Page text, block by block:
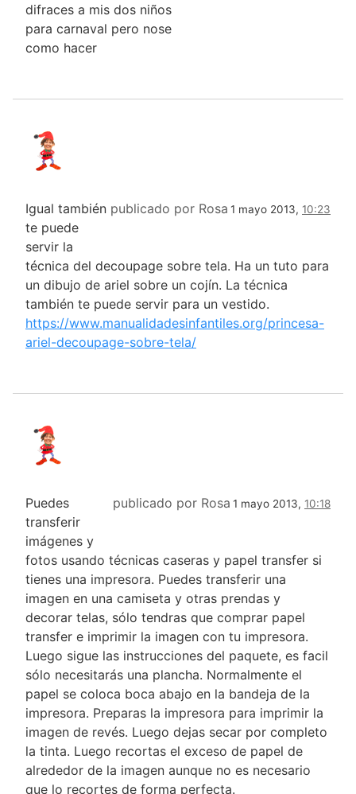
difraces a mis dos niños
para carnaval pero nose
como hacer
publicado por Rosa 1 mayo 2013, 10:23
Igual también
te puede
servir la
técnica del decoupage sobre tela. Ha un tuto para
un dibujo de ariel sobre un cojín. La técnica
también te puede servir para un vestido.
https://www.manualidadesinfantiles.org/princesa-
ariel-decoupage-sobre-tela/
publicado por Rosa 1 mayo 2013, 10:18
Puedes
transferir
imágenes y
fotos usando técnicas caseras y papel transfer si
tienes una impresora. Puedes transferir una
imagen en una camiseta y otras prendas y
decorar telas, sólo tendras que comprar papel
transfer e imprimir la imagen con tu impresora.
Luego sigue las instrucciones del paquete, es facil
sólo necesitarás una plancha. Normalmente el
papel se coloca boca abajo en la bandeja de la
impresora. Preparas la impresora para imprimir la
imagen de revés. Luego dejas secar por completo
la tinta. Luego recortas el exceso de papel de
alrededor de la imagen aunque no es necesario
que lo recortes de forma perfecta.